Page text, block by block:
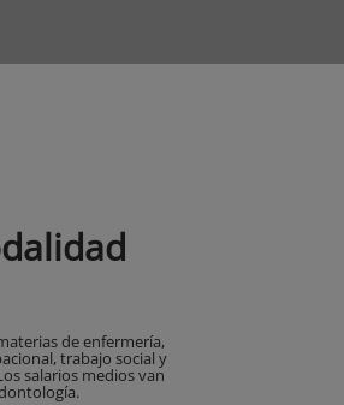
de enfermería,
trabajo social y
salarios medios van